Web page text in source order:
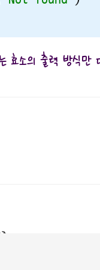
효소의 출력 방식